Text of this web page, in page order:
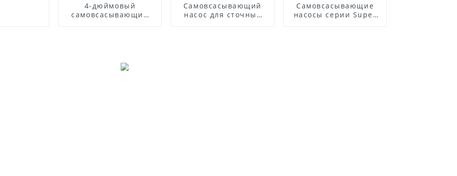
4-дюймовый
самовсасывающий
Самовсасывающий
насос для сточных
Самовсасывающие
насосы серии Super